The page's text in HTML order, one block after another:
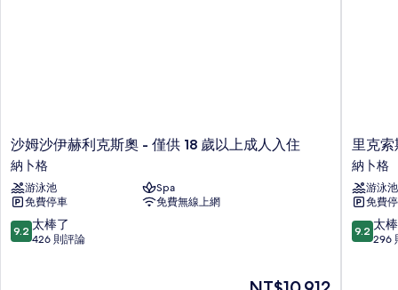
沙
姆
沙
伊
赫
利
克
沙姆沙伊赫利克斯奧 - 僅供 18 歲以上成人入住
納卜格
游泳池
Spa
免費停車
免費無線上網
9.2
分，
9.2 太棒了
426 則評論
現
里
克
索
斯
尊
貴
海
里克
納卜格
游泳池
免費
9.2
分，
9.2 太
296